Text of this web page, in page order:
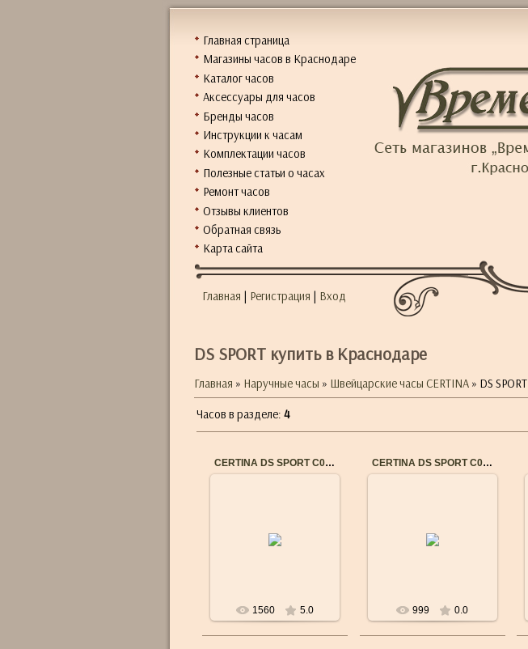
Главная страница
Магазины часов в Краснодаре
Каталог часов
Аксессуары для часов
Бренды часов
Инструкции к часам
Комплектации часов
Полезные статьи о часах
Ремонт часов
Отзывы клиентов
Обратная связь
Карта сайта
Главная | Регистрация | Вход
DS SPORT купить в Краснодаре
Главная » Наручные часы » Швейцарские часы CERTINA» DS SPORT
Часов в разделе: 4
CERTINA DS SPORT C0274171705702
Механизм: Швейцарский
кварцевый
1560 5.0
CERTINA DS SPORT C0274171105702
Механизм: Швейцарский
кварцевый
999 0.0